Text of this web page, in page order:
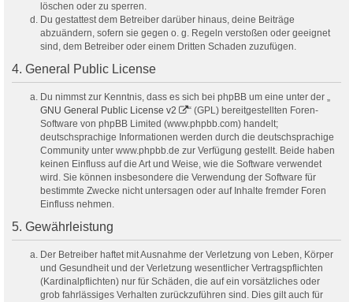
löschen oder zu sperren.
Du gestattest dem Betreiber darüber hinaus, deine Beiträge
abzuändern, sofern sie gegen o. g. Regeln verstoßen oder geeignet
sind, dem Betreiber oder einem Dritten Schaden zuzufügen.
4. General Public License
Du nimmst zur Kenntnis, dass es sich bei phpBB um eine unter der „
GNU General Public License v2
“ (GPL) bereitgestellten Foren-
Software von phpBB Limited (www.phpbb.com) handelt;
deutschsprachige Informationen werden durch die deutschsprachige
Community unter www.phpbb.de zur Verfügung gestellt. Beide haben
keinen Einfluss auf die Art und Weise, wie die Software verwendet
wird. Sie können insbesondere die Verwendung der Software für
bestimmte Zwecke nicht untersagen oder auf Inhalte fremder Foren
Einfluss nehmen.
5. Gewährleistung
Der Betreiber haftet mit Ausnahme der Verletzung von Leben, Körper
und Gesundheit und der Verletzung wesentlicher Vertragspflichten
(Kardinalpflichten) nur für Schäden, die auf ein vorsätzliches oder
grob fahrlässiges Verhalten zurückzuführen sind. Dies gilt auch für